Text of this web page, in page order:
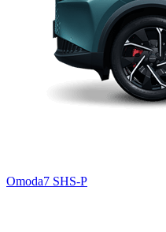
Omoda7 SHS-P